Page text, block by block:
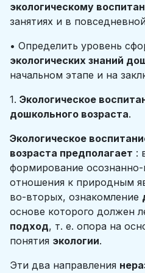
экологическому
занятиях и в
• Определить уровень
экологических знаний
начальном этапе и на
1. Экологическое
дошкольного возраста.
Экологическое
возраста предполагает :
формирование осознанно-
отношения к природным
во-вторых, ознакомление
основе которого должен
подход, т. е. опора на
понятия экологии.
Эти два направления